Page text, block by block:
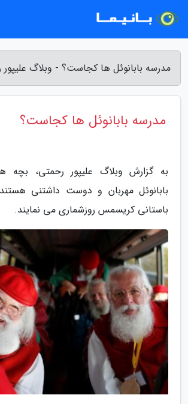
مدرسه بابانوئل ها کجاست؟ - وبلاگ
مدرسه بابانوئل ها کجاست؟
به گزارش وبلاگ علیپور رحمتی، بچه
بابانوئل مهربان و دوست داشتنی
باستانی کریسمس روزشماری می نمایند.